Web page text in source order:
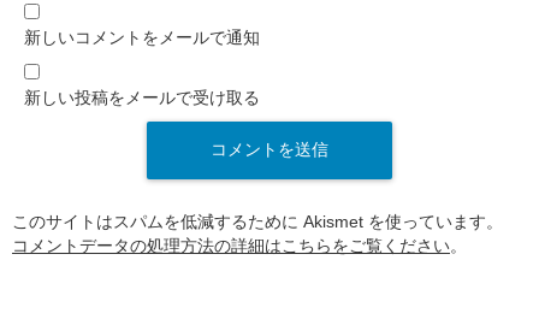
新しいコメントをメールで通知
新しい投稿をメールで受け取る
このサイトはスパムを低減するために Akismet を使っています。
コメントデータの処理方法の詳細はこちらをご覧ください。